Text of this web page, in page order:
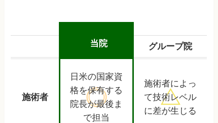
当院 グループ院
施術者
日米の国家資
格を保有する
院長が最後ま
で担当
施術者によっ
て技術レベル
に差が生じる